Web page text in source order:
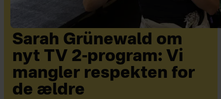
Sarah Grünewald om
nyt TV 2-program: Vi
mangler respekten for
de ældre